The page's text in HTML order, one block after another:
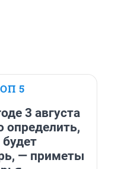
5
3 августа
— приметы